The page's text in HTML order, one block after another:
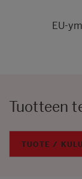
EU-
Tuotteen
TUOTE /